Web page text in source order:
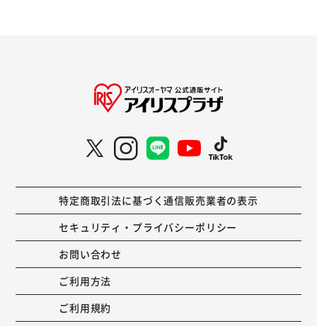
特定商取引法に基づく通信販売業者の表示
セキュリティ・プライバシーポリシー
お問い合わせ
ご利用方法
ご利用規約